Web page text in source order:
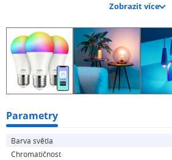
chytrými žárovkami Niceboy ION
Vybírat můžete z obrovské palety
barev a kompletní škály teploty bílé
odstínu samotné barvy je k
sytosti a teploty v rozmezí 2700-
disponují světelným tokem 806
možností, jak váš domov ještě více
Životnost až 25...
Zobrazit více
Parametry
Barva světla
Chromatičnost